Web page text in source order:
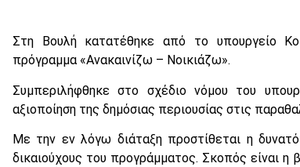
Στη Βουλή κατατέθηκε από το υπουργείο
πρόγραμμα «Ανακαινίζω – Νοικιάζω».
Συμπεριλήφθηκε στο σχέδιο νόμου του
αξιοποίηση της δημόσιας περιουσίας στις
Με την εν λόγω διάταξη προστίθεται η
δικαιούχους του προγράμματος. Σκοπός είναι